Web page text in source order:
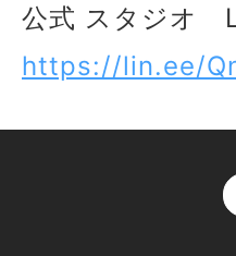
公式 スタジオ
https://lin.ee/